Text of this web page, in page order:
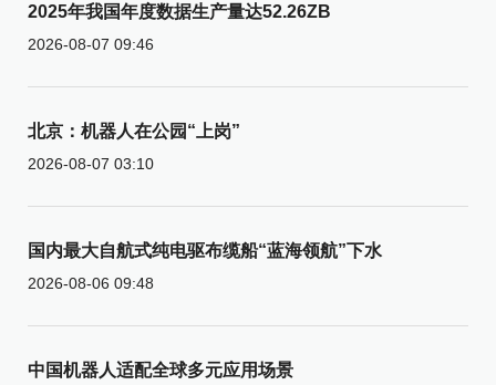
2025年我国年度数据生产量达52.26ZB
2026-08-07 09:46
北京：机器人在公园“上岗”
2026-08-07 03:10
国内最大自航式纯电驱布缆船“蓝海领航”下水
2026-08-06 09:48
中国机器人适配全球多元应用场景